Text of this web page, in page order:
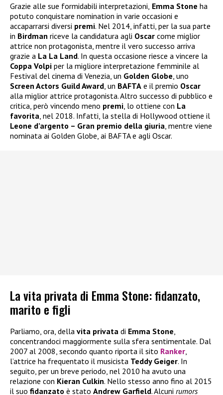
Grazie alle sue formidabili interpretazioni, Emma Stone ha
potuto conquistare nomination in varie occasioni e
accaparrarsi diversi premi. Nel 2014, infatti, per la sua parte
in Birdman riceve la candidatura agli Oscar come miglior
attrice non protagonista, mentre il vero successo arriva
grazie a La La Land. In questa occasione riesce a vincere la
Coppa Volpi per la migliore interpretazione femminile al
Festival del cinema di Venezia, un Golden Globe , uno
Screen Actors Guild Award , un BAFTA e il premio Oscar
alla miglior attrice protagonista. Altro successo di pubblico e
critica, però vincendo meno premi , lo ottiene con La
favorita , nel 2018. Infatti, la stella di Hollywood ottiene il
Leone d’argento – Gran premio della giuria , mentre viene
nominata ai Golden Globe, ai BAFTA e agli Oscar.
La vita privata di Emma Stone: fidanzato,
marito e figli
Parliamo, ora, della vita privata di Emma Stone,
concentrandoci maggiormente sulla sfera sentimentale. Dal
2007 al 2008, secondo quanto riporta il sito Ranker,
l’attrice ha frequentato il musicista Teddy Geiger. In
seguito, per un breve periodo, nel 2010 ha avuto una
relazione con Kieran Culkin. Nello stesso anno fino al 2015
il suo fidanzato è stato Andrew Garfield. Alcuni rumors